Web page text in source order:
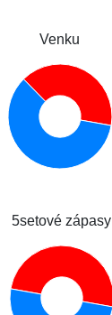
Venku
5setové zápasy